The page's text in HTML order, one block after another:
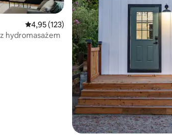
254
Średnia ocena: 4,95 na 5, liczba recenzji: 123
4,95 (123)
hydromasażem